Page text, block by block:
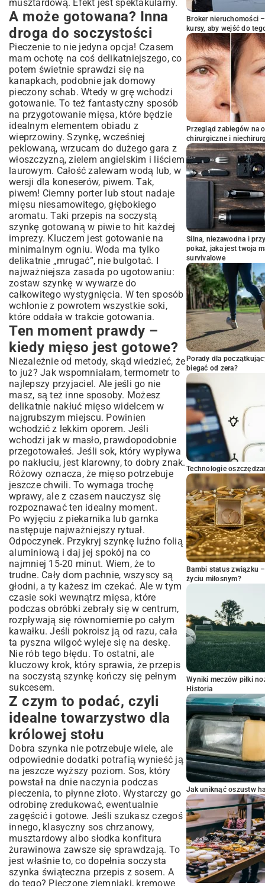
musztardową. Efekt jest spektakularny.
A może gotowana? Inna
droga do soczystości
Pieczenie to nie jedyna opcja! Czasem
mam ochotę na coś delikatniejszego, co
potem świetnie sprawdzi się na
kanapkach, podobnie jak domowy
pieczony schab. Wtedy w grę wchodzi
gotowanie. To też fantastyczny sposób
na przygotowanie mięsa, które będzie
idealnym elementem obiadu z
wieprzowiny. Szynkę, wcześniej
peklowaną, wrzucam do dużego gara z
włoszczyzną, zielem angielskim i liściem
laurowym. Całość zalewam wodą lub, w
wersji dla koneserów, piwem. Tak,
piwem! Ciemny porter lub stout nadaje
mięsu niesamowitego, głębokiego
aromatu. Taki przepis na soczystą
szynkę gotowaną w piwie to hit każdej
imprezy. Kluczem jest gotowanie na
minimalnym ogniu. Woda ma tylko
delikatnie „mrugać”, nie bulgotać. I
najważniejsza zasada po ugotowaniu:
zostaw szynkę w wywarze do
całkowitego wystygnięcia. W ten sposób
wchłonie z powrotem wszystkie soki,
które oddała w trakcie gotowania.
Ten moment prawdy –
kiedy mięso jest gotowe?
Niezależnie od metody, skąd wiedzieć, że
to już? Jak wspomniałam, termometr to
najlepszy przyjaciel. Ale jeśli go nie
masz, są też inne sposoby. Możesz
delikatnie nakłuć mięso widelcem w
najgrubszym miejscu. Powinien
wchodzić z lekkim oporem. Jeśli
wchodzi jak w masło, prawdopodobnie
przegotowałeś. Jeśli sok, który wypływa
po nakłuciu, jest klarowny, to dobry znak.
Różowy oznacza, że mięso potrzebuje
jeszcze chwili. To wymaga trochę
wprawy, ale z czasem nauczysz się
rozpoznawać ten idealny moment.
Po wyjęciu z piekarnika lub garnka
następuje najważniejszy rytuał.
Odpoczynek. Przykryj szynkę luźno folią
aluminiową i daj jej spokój na co
najmniej 15-20 minut. Wiem, że to
trudne. Cały dom pachnie, wszyscy są
głodni, a ty każesz im czekać. Ale w tym
czasie soki wewnątrz mięsa, które
podczas obróbki zebrały się w centrum,
rozpływają się równomiernie po całym
kawałku. Jeśli pokroisz ją od razu, cała
ta pyszna wilgoć wyleje się na deskę.
Nie rób tego błędu. To ostatni, ale
kluczowy krok, który sprawia, że przepis
na soczystą szynkę kończy się pełnym
sukcesem.
Z czym to podać, czyli
idealne towarzystwo dla
królowej stołu
Dobra szynka nie potrzebuje wiele, ale
odpowiednie dodatki potrafią wynieść ją
na jeszcze wyższy poziom. Sos, który
powstał na dnie naczynia podczas
pieczenia, to płynne złoto. Wystarczy go
odrobinę zredukować, ewentualnie
zagęścić i gotowe. Jeśli szukasz czegoś
innego, klasyczny sos chrzanowy,
musztardowy albo słodka konfitura
żurawinowa zawsze się sprawdzają. To
jest właśnie to, co dopełnia soczysta
szynka świąteczna przepis z sosem. A
do tego? Pieczone ziemniaki, kremowe
Broker nieruchomości
kursy, aby wejść do
Przegląd zabiegów na
chirurgiczne i
Silna, niezawodna i
pokaż, jaka jest twoja
survivalowe
Porady dla
biegać od zera?
Technologie
Bambi status związku
życiu miłosnym?
Wyniki meczów piłki
Historia
Jak uniknąć oszustw